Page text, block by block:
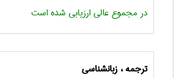
در مجموع عالی ارزیابی شده است
ترجمه ، زبانشناسی